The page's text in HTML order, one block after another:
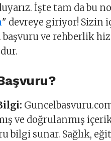
İşte tam da bu
" devreye giriyor! Sizin
başvuru ve rehberlik
ve doğrulanmış
bilgi sunar. Sağlık,